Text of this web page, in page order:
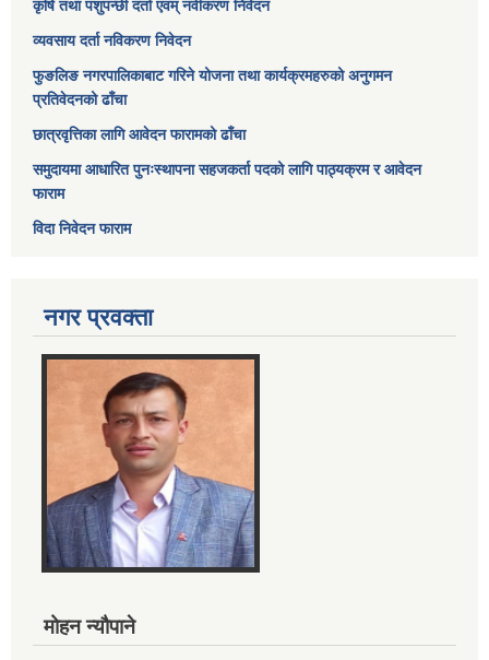
कृषि तथा पशुपन्छी दर्ता एवम् नवीकरण निवेदन
व्यवसाय दर्ता नविकरण निवेदन
फुङलिङ नगरपालिकाबाट गरिने योजना तथा कार्यक्रमहरुको अनुगमन
प्रतिवेदनको ढाँचा
छात्रवृत्तिका लागि आवेदन फारामको ढाँचा
समुदायमा आधारित पुनःस्थापना सहजकर्ता पदको लागि पाठ्यक्रम र आवेदन
फाराम
विदा निवेदन फाराम
नगर प्रवक्ता
मोहन न्यौपाने